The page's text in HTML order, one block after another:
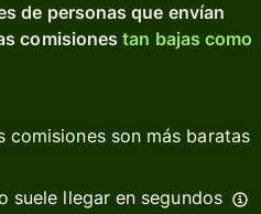
de personas que envían
comisionestan bajas como
comisiones son más baratas
suele llegar en segundos